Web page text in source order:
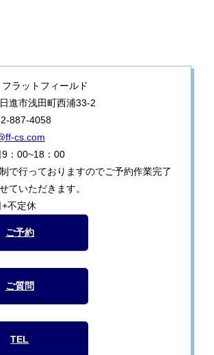
ラットフィールド
進市浅田町西浦33-2
887-4058
cs.com
：00~18：00
で行っておりますのでご予約作業完了
ていただきます。
不定休
ご予約
ご質問
TEL